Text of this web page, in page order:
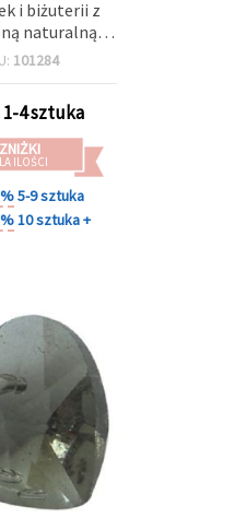
i biżuterii z
naturalną
mieszane
101284
1-4 sztuka
ZNIŻKI
ILOŚCI
5-9 sztuka
10 sztuka +